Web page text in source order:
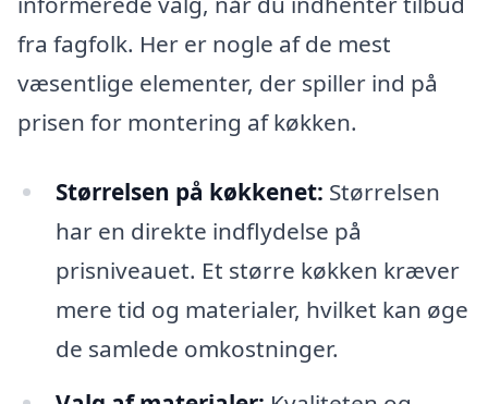
fra fagfolk. Her er nogle af de mest
væsentlige elementer, der spiller ind på
prisen for montering af køkken.
Størrelsen på køkkenet: Størrelsen
har en direkte indflydelse på
prisniveauet. Et større køkken kræver
mere tid og materialer, hvilket kan øge
de samlede omkostninger.